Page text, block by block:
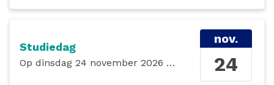
Studiedag
Op dinsdag 24 november 2026
nov.
24